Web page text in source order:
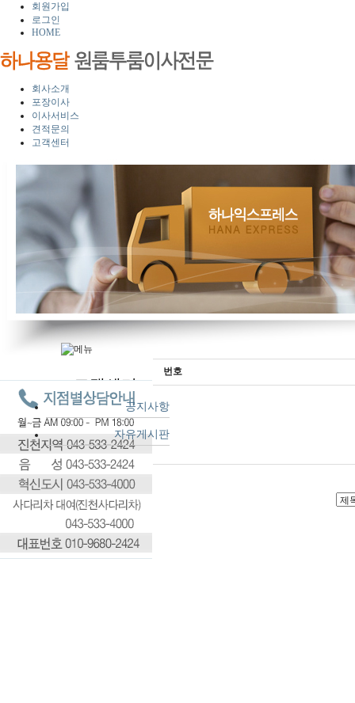
회원가입
로그인
HOME
회사소개
포장이사
이사서비스
견적문의
고객센터
고객센터
공지사항
자유게시판
번호